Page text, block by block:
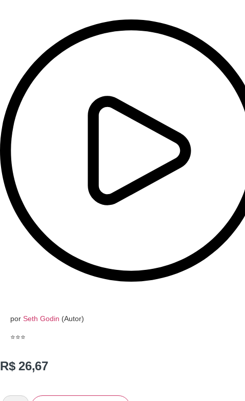
por Seth Godin (Autor)
⭐⭐⭐
R$26,67
AudioLivro